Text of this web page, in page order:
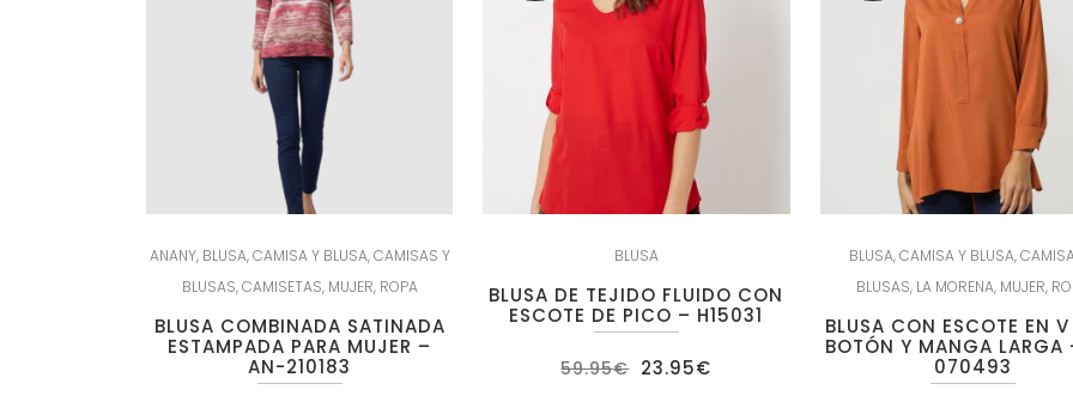
ANANY, BLUSA,CAMISA Y BLUSA,CAMISAS Y
BLUSAS,CAMISETAS, MUJER, ROPA
BLUSA COMBINADA SATINADA
ESTAMPADA PARA MUJER –
AN-210183
BLUSA
BLUSA DE TEJIDO FLUIDO CON
ESCOTE DE PICO – H15031
59.95€ El
precio
23.95€
BLUSA,CAMISA Y BLUSA,
BLUSAS, LA MORENA, MUJER,
BLUSA CON ESCOTE EN
BOTÓN Y MANGA
070493